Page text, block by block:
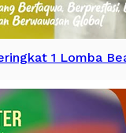
1 Lomba